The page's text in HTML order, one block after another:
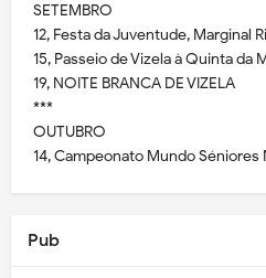
SETEMBRO
12, Festa da Juventude, Marginal
15, Passeio de Vizela à Quinta da
19, NOITE BRANCA DE VIZELA
***
OUTUBRO
14, Campeonato Mundo Séniores
Pub